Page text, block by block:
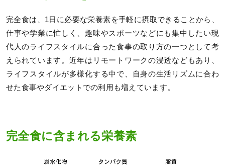
完全食は、1日に必要な栄養素を手軽に摂取できることから、
仕事や学業に忙しく、趣味やスポーツなどにも集中したい現
代人のライフスタイルに合った食事の取り方の一つとして考
えられています。近年はリモートワークの浸透などもあり、
ライフスタイルが多様化する中で、自身の生活リズムに合わ
せた食事やダイエットでの利用も増えています。
完全食に含まれる栄養素